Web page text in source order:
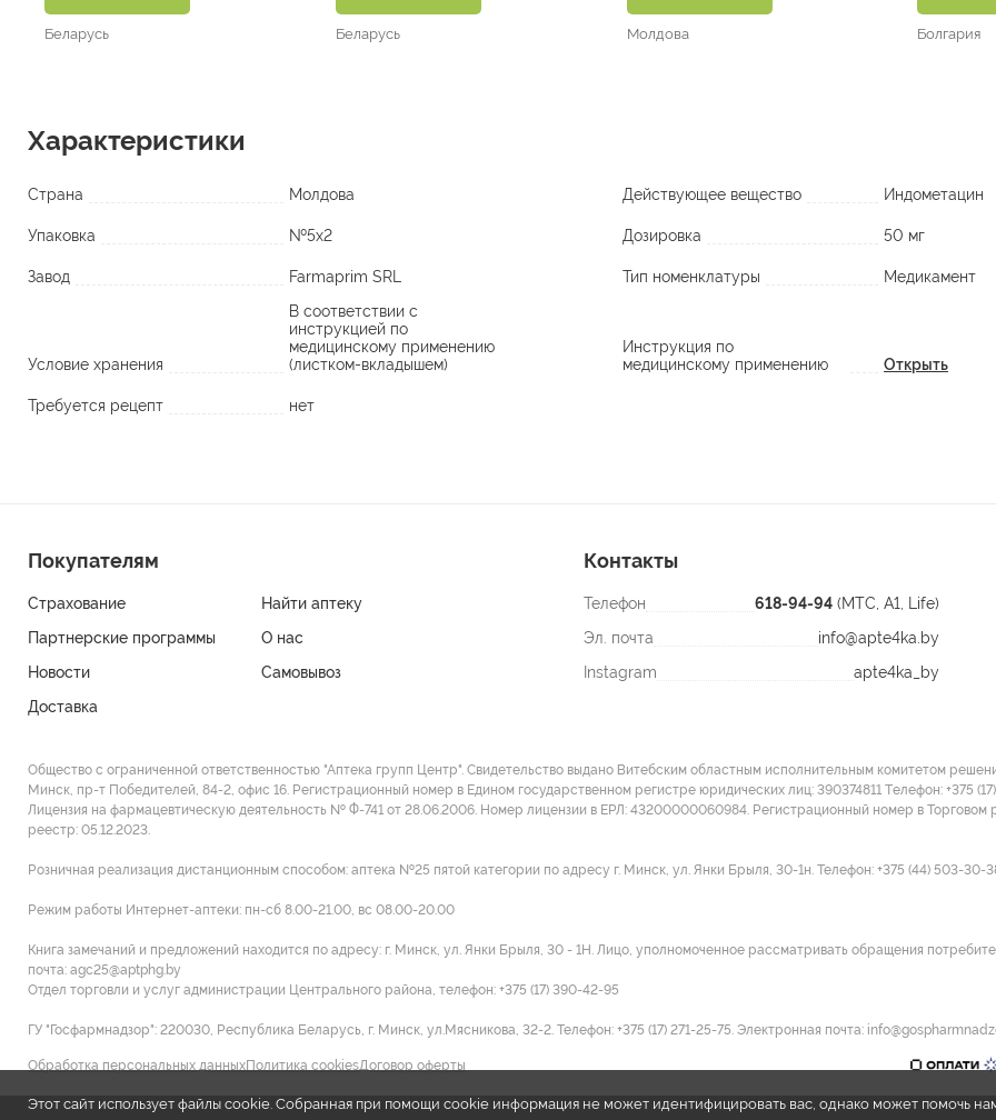
Беларусь Беларусь Молдова Болгария
Характеристики
Страна Молдова Действующее вещество Индометацин
Упаковка №5х2 Дозировка 50 мг
Завод Farmaprim SRL Тип номенклатуры Медикамент
Условие хранения
В соответствии с
инструкцией по
медицинскому применению
(листком-вкладышем)
Инструкция по
медицинскому применению
Открыть
Требуется рецепт нет
Покупателям
Страхование
Найти аптеку
Партнерские программы
О нас
Новости
Самовывоз
Доставка
Контакты
Телефон 618-94-94 (МТС, A1, Life)
Эл. почта
info@apte4ka.by
Instagram
apte4ka_by
Общество с ограниченной ответственностью "Аптека групп Центр". Свидетельство выдано Витебским областным исполнительным комитетом
Минск, пр-т Победителей, 84-2, офис 16. Регистрационный номер в Едином государственном регистре юридических лиц: 390374811 Tелефон: +375
Лицензия на фармацевтическую деятельность № Ф-741 от 28.06.2006. Номер лицензии в ЕРЛ: 43200000060984. Регистрационный номер в Торговом
реестр: 05.12.2023.
Розничная реализация дистанционным способом: аптека №25 пятой категории по адресу г. Минск, ул. Янки Брыля, 30-1н. Телефон: +375 (44) 503-30-
Режим работы Интернет-аптеки: пн-сб 8.00-21.00, вс 08.00-20.00
Книга замечаний и предложений находится по адресу: г. Минск, ул. Янки Брыля, 30 - 1Н. Лицо, уполномоченное рассматривать обращения
почта: agc25@aptphg.by
Отдел торговли и услуг администрации Центрального района, телефон: +375 (17) 390-42-95
ГУ "Госфармнадзор": 220030, Республика Беларусь, г. Минск, ул.Мясникова, 32-2. Телефон: +375 (17) 271-25-75. Электронная почта:
Обработка персональных данныхПолитика cookiesДоговор оферты
Этот сайт использует файлы cookie. Собранная при помощи cookie информация не может идентифицировать вас, однако может помочь